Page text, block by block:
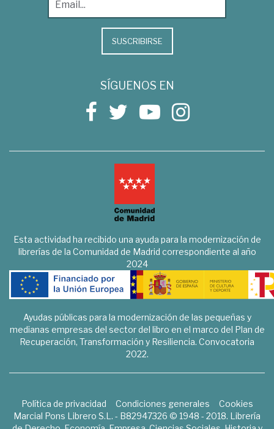
SUSCRIBIRSE
SÍGUENOS EN
Esta actividad ha recibido una ayuda para la modernización de
librerías de la Comunidad de Madrid correspondiente al año
2024
Ayudas públicas para la modernización de las pequeñas y
medianas empresas del sector del libro en el marco del Plan de
Recuperación, Transformación y Resiliencia. Convocatoria
2022.
Política de privacidad Condiciones generales
Cookies
Marcial Pons Librero S.L. - B82947326 © 1948 - 2018. Librería